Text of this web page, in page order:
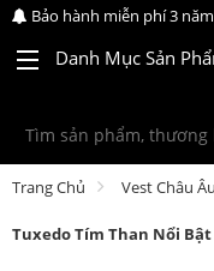
Bảo hành miễn phí 3
Danh Mục Sản
Trang Chủ Vest Châu
Tuxedo Tím Than Nổi Bật